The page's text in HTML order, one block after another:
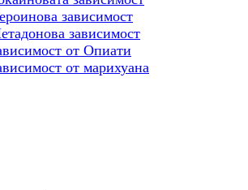
зависимост
зависимост
от Опиати
от марихуана